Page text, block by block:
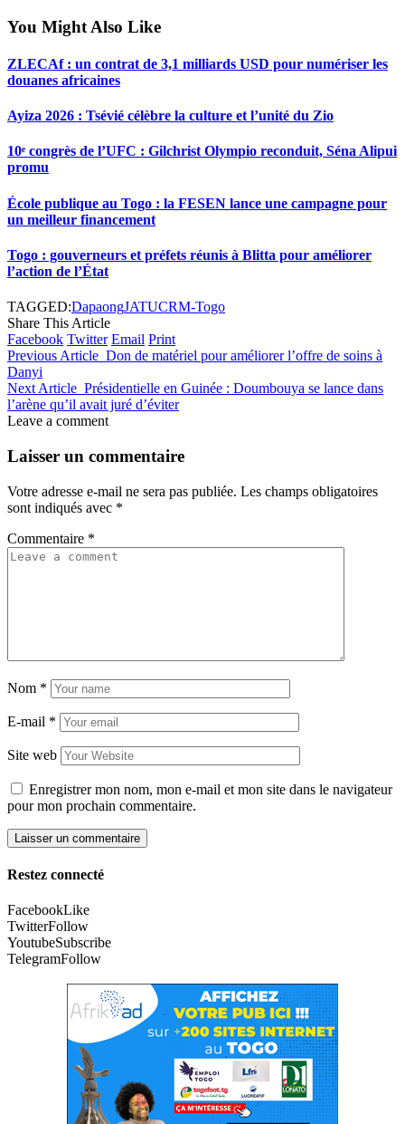
You Might Also Like
ZLECAf : un contrat de 3,1 milliards USD pour numériser les
douanes africaines
Ayiza 2026 : Tsévié célèbre la culture et l’unité du Zio
10ᵉ congrès de l’UFC : Gilchrist Olympio reconduit, Séna Alipui
promu
École publique au Togo : la FESEN lance une campagne pour
un meilleur financement
Togo : gouverneurs et préfets réunis à Blitta pour améliorer
l’action de l’État
TAGGED:DapaongJATUCRM-Togo
Share This Article
Facebook Twitter Email Print
Previous Article Don de matériel pour améliorer l’offre de soins à
Danyi
Next Article Présidentielle en Guinée : Doumbouya se lance dans
l’arène qu’il avait juré d’éviter
Leave a comment
Laisser un commentaire
Votre adresse e-mail ne sera pas publiée. Les champs obligatoires
sont indiqués avec *
Commentaire *
Nom *
E-mail *
Site web
Enregistrer mon nom, mon e-mail et mon site dans le navigateur
pour mon prochain commentaire.
Restez connecté
FacebookLike
TwitterFollow
YoutubeSubscribe
TelegramFollow